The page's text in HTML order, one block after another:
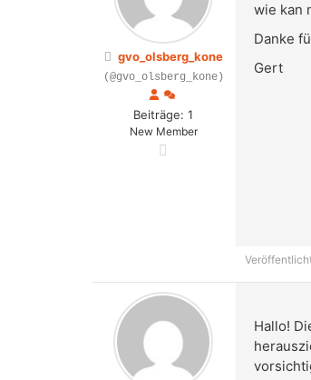
gvo_olsberg_kone
(@gvo_olsberg_kone)
Beiträge: 1
New Member
wie kan
Danke
Gert
Hallo!